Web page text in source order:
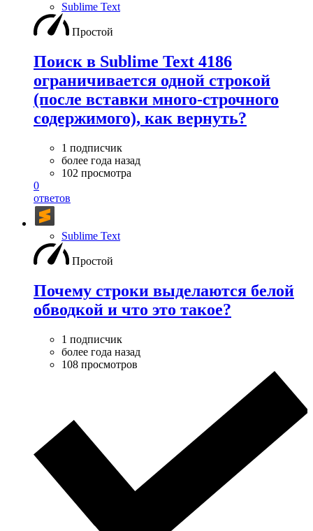
Sublime Text
Простой
Поиск в Sublime Text 4186
ограничивается одной строкой
(после вставки много-строчного
содержимого), как вернуть?
1 подписчик
более года назад
102 просмотра
0
ответов
Sublime Text
Простой
Почему строки выделаются белой
обводкой и что это такое?
1 подписчик
более года назад
108 просмотров